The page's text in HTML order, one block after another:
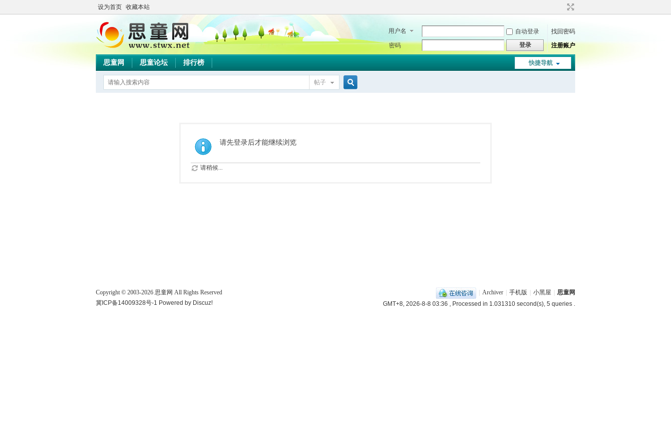
设为首页 收藏本站
用户名 自动登录
找回密码
密码
登录 注册账户
快捷导航
思童网 思童论坛 排行榜
帖子
请先登录后才能继续浏览
请稍候...
Archiver 手机版 小黑屋
思童网
GMT+8, 2026-8-8 03:36 , Processed in 1.031310 second(s), 5 queries .
Copyright © 2003-2026 思童网 All Rights Reserved
冀ICP备14009328号-1 Powered by Discuz!